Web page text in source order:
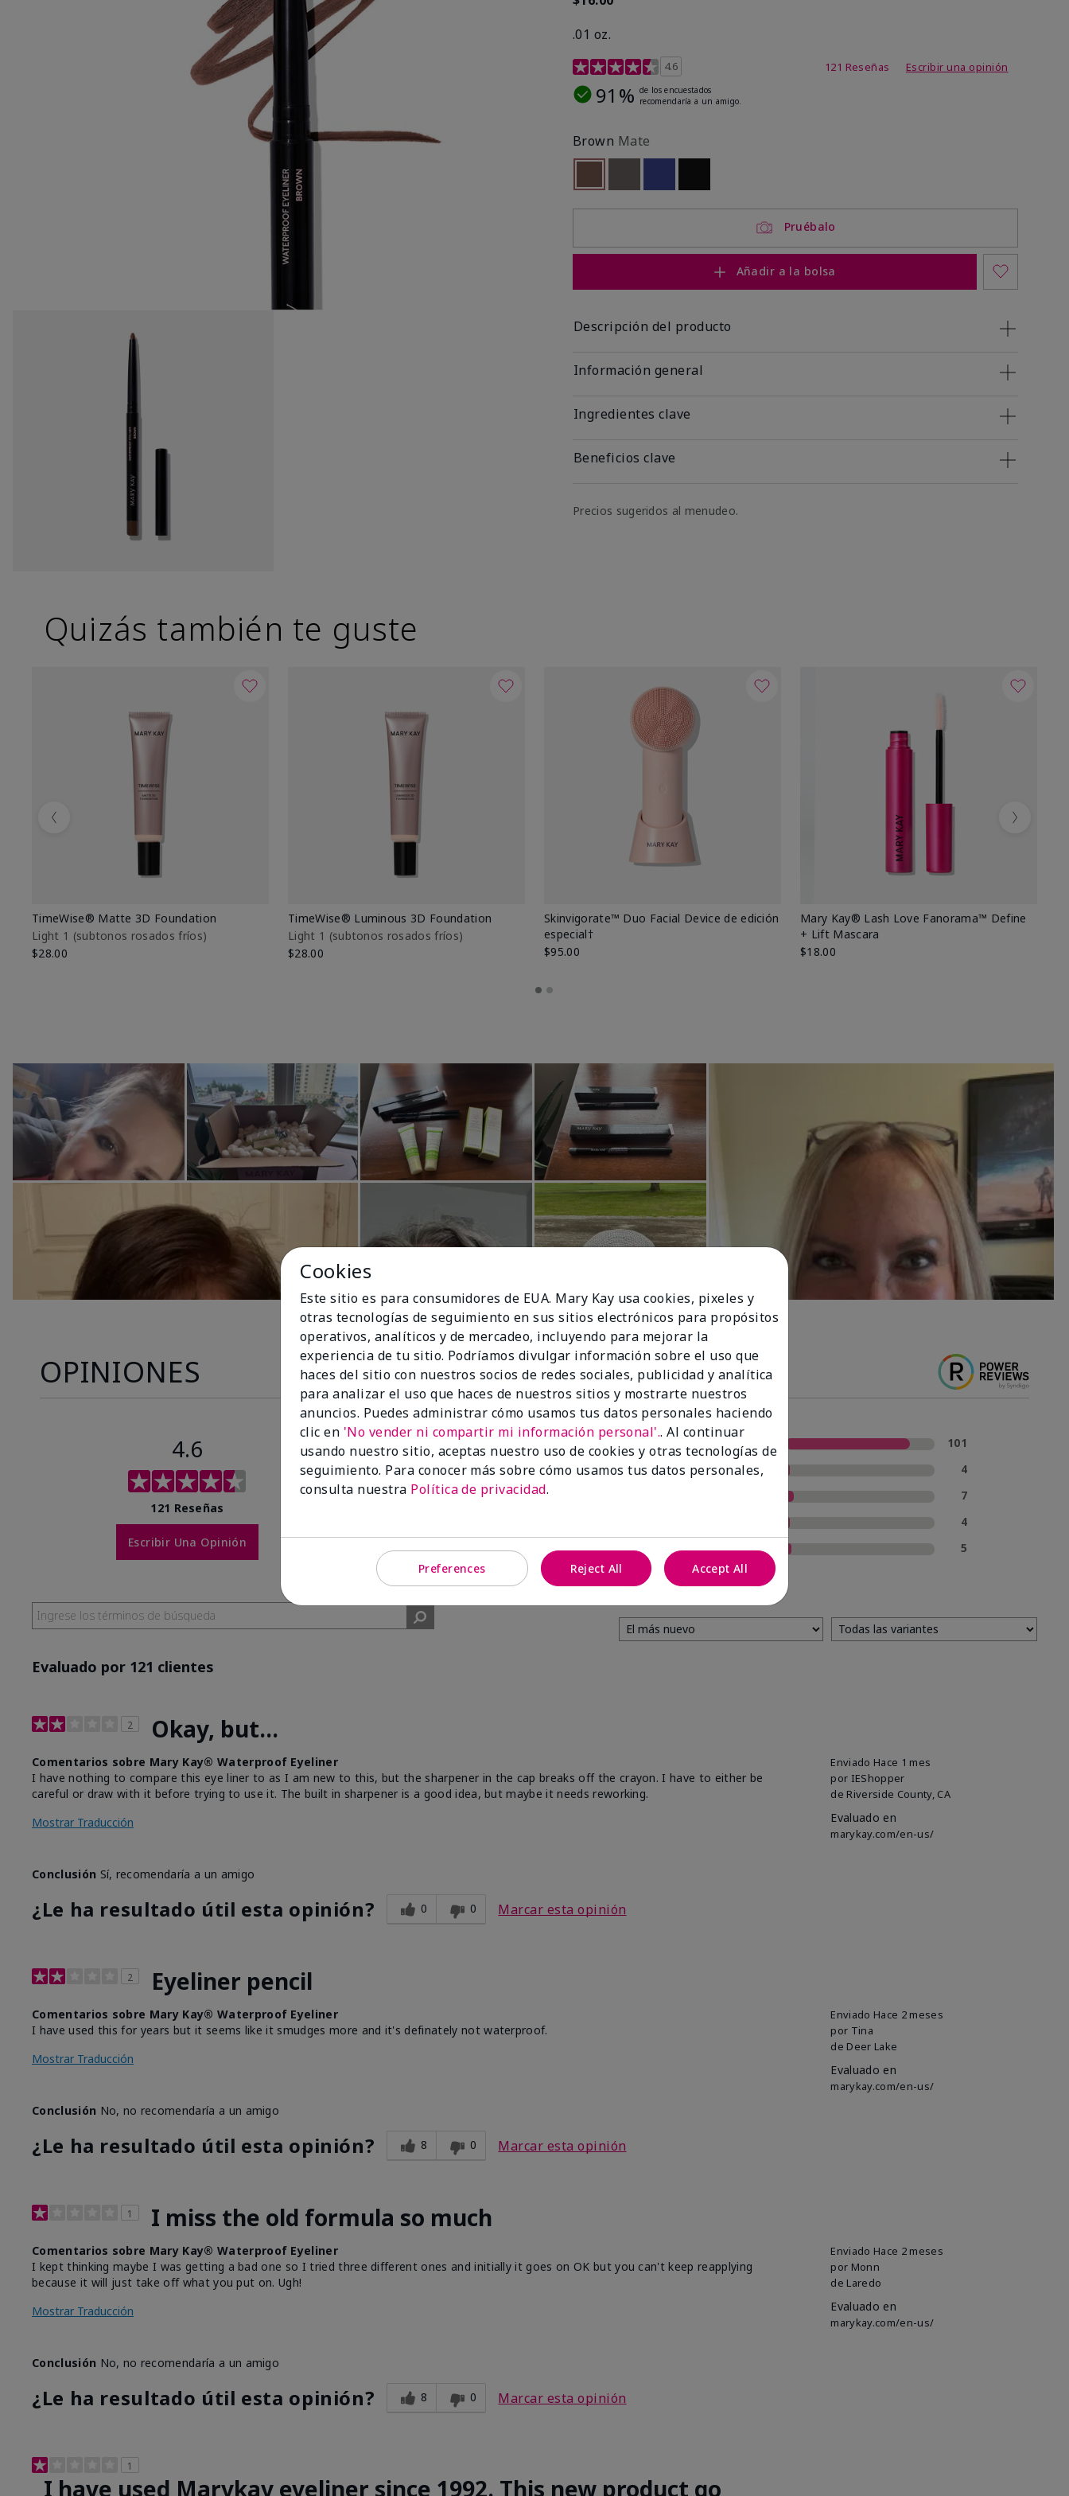
.01 oz.
Calificación de clientes de 4,1 de 5
4.6 121 Reseñas Escribir una opinión
91% de los encuestados
recomendaría a un amigo.
Brown Mate
Pruébalo
Añadir a la bolsa
Descripción del producto
Información general
Ingredientes clave
Beneficios clave
Precios sugeridos al menudeo.
Quizás también te guste
TimeWise® Matte 3D Foundation
Light 1​ (subtonos rosados fríos)
$28.00
TimeWise® Luminous 3D Foundation
Light 1​ (subtonos rosados fríos)
$28.00
Skinvigorate™ Duo Facial Device de edición
especial†
$95.00
Mary Kay® Lash Love Fanorama™ Define
+ Lift Mascara
$18.00
Previous Next
OPINIONES
4.6
121 Reseñas
Escribir Una Opinión
91%
amigo.
101
4 estrellas
4
7
4
1 estrella
5
Evaluado por 121 clientes
2 Okay, but...
Enviado Hace 1 mes
por IEShopper
de Riverside County, CA
Evaluado en
marykay.com/en-us/
Comentarios sobre Mary Kay® Waterproof Eyeliner
I have nothing to compare this eye liner to as I am new to this, but the sharpener in the cap breaks off the crayon. I have to either be
careful or draw with it before trying to use it. The built in sharpener is a good idea, but maybe it needs reworking.
Mostrar Traducción
Conclusión Sí, recomendaría a un amigo
¿Le ha resultado útil esta opinión? 0 0 Marcar esta opinión
2 Eyeliner pencil
Enviado Hace 2 meses
por Tina
de Deer Lake
Evaluado en
marykay.com/en-us/
Comentarios sobre Mary Kay® Waterproof Eyeliner
I have used this for years but it seems like it smudges more and it's definately not waterproof.
Mostrar Traducción
Conclusión No, no recomendaría a un amigo
¿Le ha resultado útil esta opinión? 8 0 Marcar esta opinión
1 I miss the old formula so much
Enviado Hace 2 meses
por Monn
de Laredo
Evaluado en
marykay.com/en-us/
Comentarios sobre Mary Kay® Waterproof Eyeliner
I kept thinking maybe I was getting a bad one so I tried three different ones and initially it goes on OK but you can't keep reapplying
because it will just take off what you put on. Ugh!
Mostrar Traducción
Conclusión No, no recomendaría a un amigo
¿Le ha resultado útil esta opinión? 8 0 Marcar esta opinión
1
I have used Marykay eyeliner since 1992. This new product go
Cookies
Este sitio es para consumidores de EUA. Mary Kay usa cookies, pixeles y
otras tecnologías de seguimiento en sus sitios electrónicos para propósitos
operativos, analíticos y de mercadeo, incluyendo para mejorar la
experiencia de tu sitio. Podríamos divulgar información sobre el uso que
haces del sitio con nuestros socios de redes sociales, publicidad y analítica
para analizar el uso que haces de nuestros sitios y mostrarte nuestros
anuncios. Puedes administrar cómo usamos tus datos personales haciendo
clic en 'No vender ni compartir mi información personal'.. Al continuar
usando nuestro sitio, aceptas nuestro uso de cookies y otras tecnologías de
seguimiento. Para conocer más sobre cómo usamos tus datos personales,
consulta nuestra Política de privacidad.
Preferences Reject All Accept All